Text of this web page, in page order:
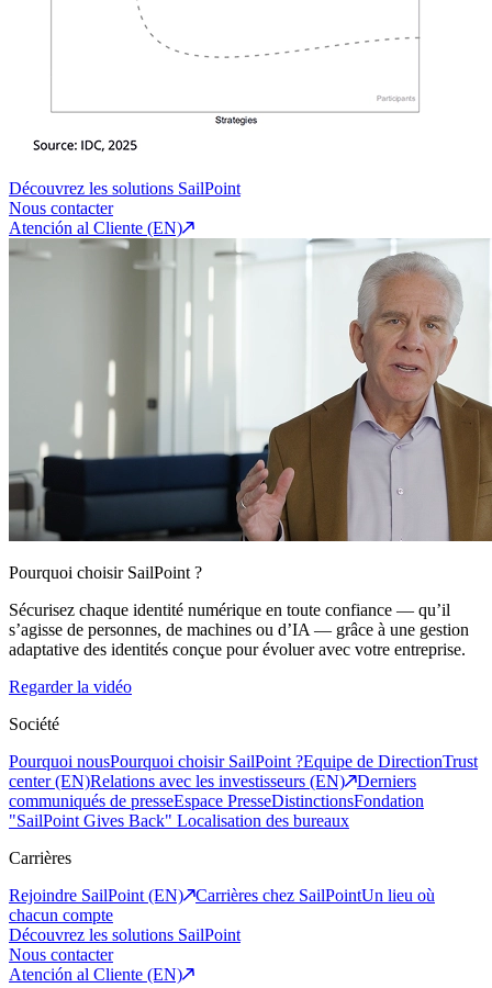
Découvrez les solutions SailPoint
Nous contacter
Atención al Cliente (EN)
Pourquoi choisir SailPoint ?
Sécurisez chaque identité numérique en toute confiance — qu’il
s’agisse de personnes, de machines ou d’IA — grâce à une gestion
adaptative des identités conçue pour évoluer avec votre entreprise.
Regarder la vidéo
Société
Pourquoi nousPourquoi choisir SailPoint ?Equipe de DirectionTrust
center (EN)Relations avec les investisseurs (EN)
Derniers
communiqués de presseEspace PresseDistinctionsFondation
"SailPoint Gives Back" Localisation des bureaux
Carrières
Rejoindre SailPoint (EN)
Carrières chez SailPointUn lieu où
chacun compte
Découvrez les solutions SailPoint
Nous contacter
Atención al Cliente (EN)